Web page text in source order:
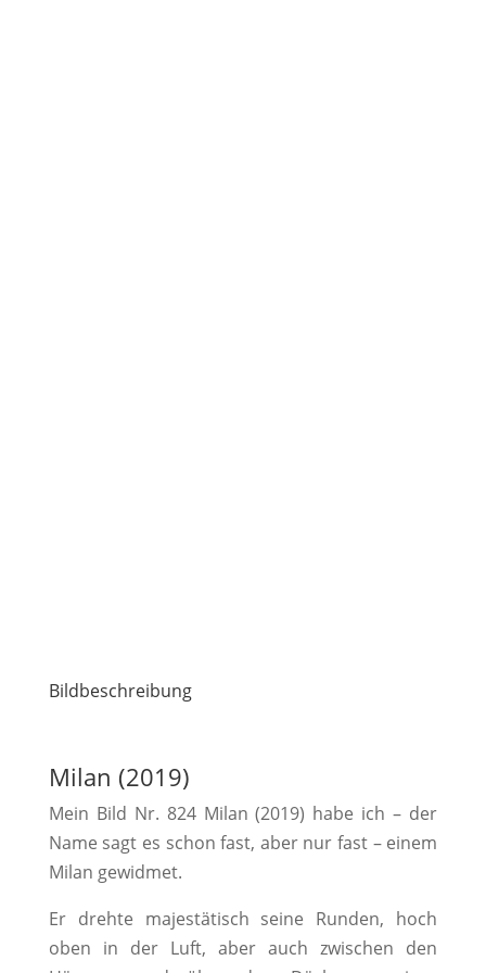
Bildbeschreibung
Milan (2019)
Mein Bild Nr. 824 Milan (2019) habe ich – der
Name sagt es schon fast, aber nur fast – einem
Milan gewidmet.
Er drehte majestätisch seine Runden, hoch
oben in der Luft, aber auch zwischen den